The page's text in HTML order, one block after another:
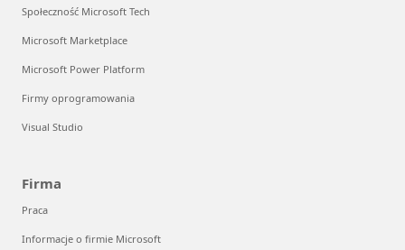
Społeczność Microsoft Tech
Microsoft Marketplace
Microsoft Power Platform
Firmy oprogramowania
Visual Studio
Firma
Praca
Informacje o firmie Microsoft